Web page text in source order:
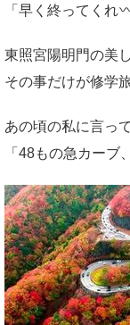
「早く終ってくれ
東照宮陽明門の美
その事だけが修学
あの頃の私に言っ
「48もの急カーブ